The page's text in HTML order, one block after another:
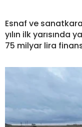
Esnaf ve
yılın ilk yarısında
75 milyar lira